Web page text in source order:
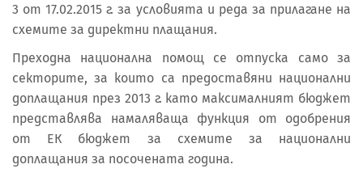
3 от 17.02.2015 г. за условията и реда за прилагане на
схемите за директни плащания.
Преходна национална помощ се отпуска само за
секторите, за които са предоставяни национални
доплащания през 2013 г. като максималният бюджет
представлява намаляваща функция от одобрения
от ЕК бюджет за схемите за национални
доплащания за посочената година.